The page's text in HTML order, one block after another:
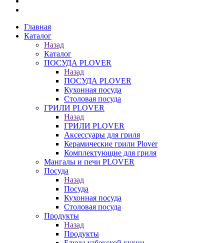
Главная
Каталог
Назад
Каталог
ПОСУДА PLOVER
Назад
ПОСУДА PLOVER
Кухонная посуда
Столовая посуда
ГРИЛИ PLOVER
Назад
ГРИЛИ PLOVER
Аксессуары для гриля
Керамические грили Plover
Комплектующие для гриля
Мангалы и печи PLOVER
Посуда
Назад
Посуда
Кухонная посуда
Столовая посуда
Продукты
Назад
Продукты